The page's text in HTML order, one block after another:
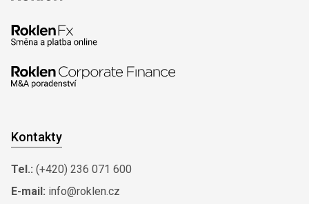
Kontakty
Tel.: (+420) 236 071 600
E-mail: info@roklen.cz